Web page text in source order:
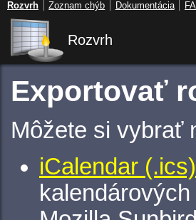
Rozvrh
Exportovať
Môžete si vybrať
iCalendar (.ics)
Rozvrh Zoznam chýb Dokumentácia